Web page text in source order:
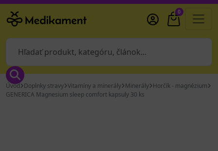
0
Úvod Doplnky stravy Vitamíny a minerály Minerály Horčík - magnézium
GENERICA Magnesium sleep comfort kapsuly 30 ks